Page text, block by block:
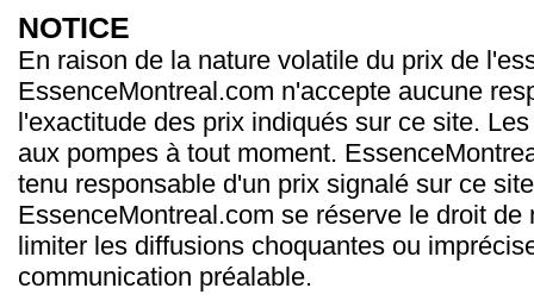
NOTICE
En raison de la nature volatile du prix de
EssenceMontreal.com n'accepte aucune
l'exactitude des prix indiqués sur ce site.
aux pompes à tout moment.
tenu responsable d'un prix signalé sur ce
EssenceMontreal.com se réserve le droit de
limiter les diffusions choquantes ou
communication préalable.